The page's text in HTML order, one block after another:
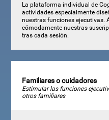
La plataforma individual de
actividades especialmente
nuestras funciones ejecutivas.
cómodamente nuestras
tras cada sesión.
Familiares o cuidadores
Estimular las funciones
otros familiares